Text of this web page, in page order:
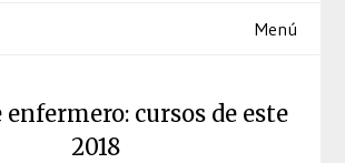
Menú
enfermero: cursos de este
2018